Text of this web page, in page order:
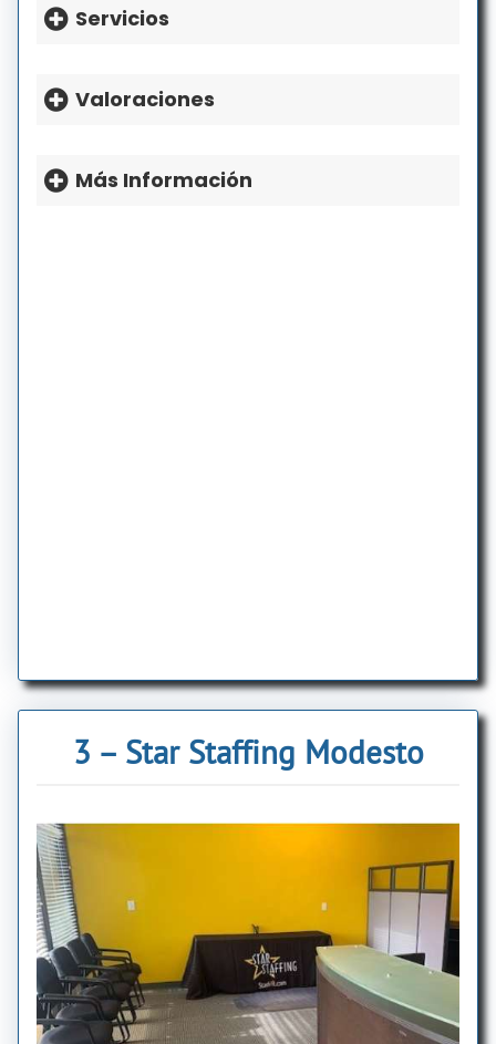
Lunes: 8a.m.-5p.m.
Jueves: 8a.m.-5p.m.
Sábado: Cerrado
Domingo: Cerrado
Servicios
Valoraciones
Más Información
3 – Star Staffing Modesto